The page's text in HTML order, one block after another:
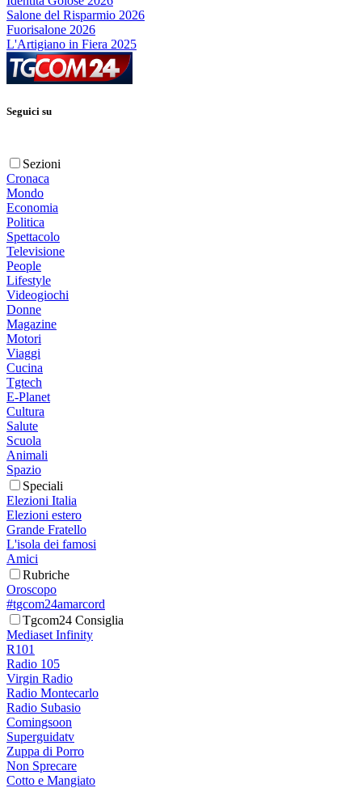
Salone del Risparmio 2026
Fuorisalone 2026
L'Artigiano in Fiera 2025
Seguici su
Sezioni
Cronaca
Mondo
Economia
Politica
Spettacolo
Televisione
People
Lifestyle
Videogiochi
Donne
Magazine
Motori
Viaggi
Cucina
Tgtech
E-Planet
Cultura
Salute
Scuola
Animali
Spazio
Speciali
Elezioni Italia
Elezioni estero
Grande Fratello
L'isola dei famosi
Amici
Rubriche
Oroscopo
#tgcom24amarcord
Tgcom24 Consiglia
Mediaset Infinity
R101
Radio 105
Virgin Radio
Radio Montecarlo
Radio Subasio
Comingsoon
Superguidatv
Zuppa di Porro
Non Sprecare
Cotto e Mangiato